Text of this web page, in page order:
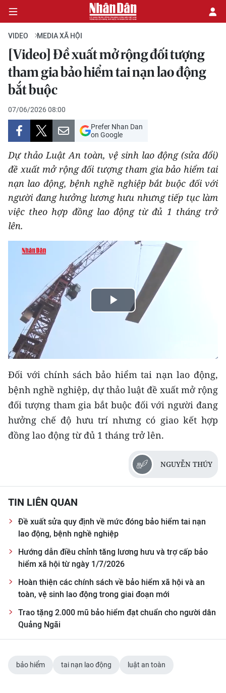
CHÍNH TRỊ
KINH TẾ
VĂN HÓA
XÃ HỘI
PHÁP LUẬT
DU LỊCH
THẾ GIỚI
THỂ THAO
KHOA HỌC - CÔNG NGHỆ
MÔI TRƯỜNG
BẠN ĐỌC
KIỂM CHỨNG THÔNG TIN
TRI THỨC CHUYÊN SÂU
54 DÂN TỘC VIỆT NAM
RADIO
MEDIA CENTER
E-Magazine
Media Chính trị
Media Kinh tế
Media Văn hóa
Media Xã hội
VIDEO MEDIA XÃ HỘI
[Video] Đề xuất mở rộng đối tượng
tham gia bảo hiểm tai nạn lao động
bắt buộc
07/06/2026 08:00
Prefer Nhan Dan
on Google
Dự thảo Luật An toàn, vệ sinh lao động (sửa đổi)
đề xuất mở rộng đối tượng tham gia bảo hiểm tai
nạn lao động, bệnh nghề nghiệp bắt buộc đối với
người đang hưởng lương hưu nhưng tiếp tục làm
việc theo hợp đồng lao động từ đủ 1 tháng trở
lên.
Play
Đối với chính sách bảo hiểm tai nạn lao động,
bệnh nghề nghiệp, dự thảo luật đề xuất mở rộng
đối tượng tham gia bắt buộc đối với người đang
hưởng chế độ hưu trí nhưng có giao kết hợp
đồng lao động từ đủ 1 tháng trở lên.
NGUYỄN THÚY
TIN LIÊN QUAN
Đề xuất sửa quy định về mức đóng bảo hiểm tai nạn
lao động, bệnh nghề nghiệp
Hướng dẫn điều chỉnh tăng lương hưu và trợ cấp bảo
hiểm xã hội từ ngày 1/7/2026
Hoàn thiện các chính sách về bảo hiểm xã hội và an
toàn, vệ sinh lao động trong giai đoạn mới
Trao tặng 2.000 mũ bảo hiểm đạt chuẩn cho người dân
Quảng Ngãi
bảo hiểm tai nạn lao động luật an toàn